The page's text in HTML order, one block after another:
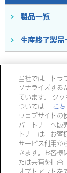
製品一覧
生産終了製品
大塚製薬
当社では、トラ
ソナライズする
ています。 ク
ついては、
こ
ウェブサイトの
パートナーへ販
トナーは、お客
サービス利用か
きます。お客様
たは共有を拒否